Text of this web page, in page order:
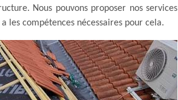
Nous pouvons proposer nos services
les compétences nécessaires pour cela.